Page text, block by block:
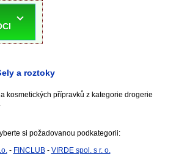
a roztoky
kosmetických přípravků z kategorie drogerie
si požadovanou podkategorii:
- FINCLUB- VIRDE spol. s r. o.